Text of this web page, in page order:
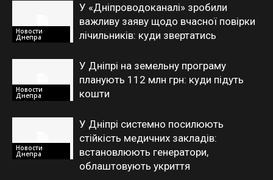
Новости
Днепра
У «Дніпроводоканалі» зробили
важливу заяву щодо вчасної повірки
лічильників: куди звертатись
Новости
Днепра
У Дніпрі на земельну програму
планують 112 млн грн: куди підуть
кошти
Новости
Днепра
У Дніпрі системно посилюють
стійкість медичних закладів:
встановлюють генератори,
облаштовують укриття